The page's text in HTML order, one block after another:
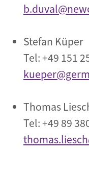
Stefan Küper
Tel: +49 151
Thomas
Tel: +49 89